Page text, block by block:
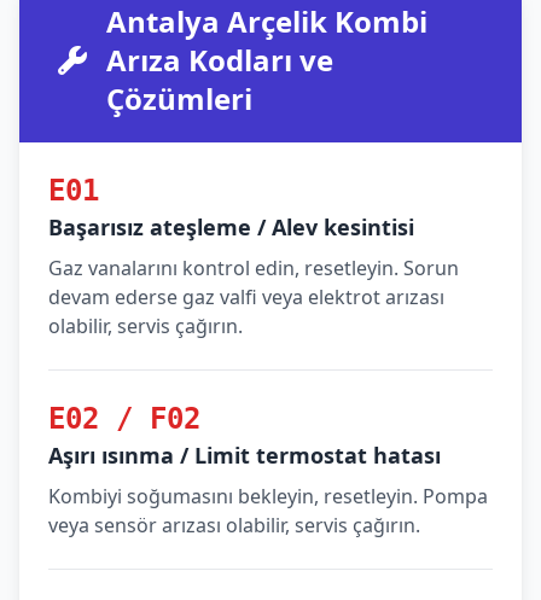
Antalya Arçelik Kombi
Arıza Kodları ve
Çözümleri
E01
Başarısız ateşleme / Alev kesintisi
Gaz vanalarını kontrol edin, resetleyin. Sorun
devam ederse gaz valfi veya elektrot arızası
olabilir, servis çağırın.
E02 / F02
Aşırı ısınma / Limit termostat hatası
Kombiyi soğumasını bekleyin, resetleyin. Pompa
veya sensör arızası olabilir, servis çağırın.